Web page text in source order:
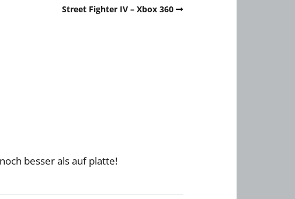
Street Fighter IV – Xbox 360
besser als auf platte!